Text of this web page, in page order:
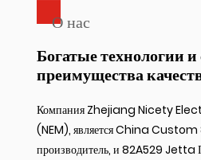
О нас
Богатые технологии
преимущества
Компания Zhejiang Nicety
(NEM), являетсяChina Custom
производитель, и82A529 Jetta